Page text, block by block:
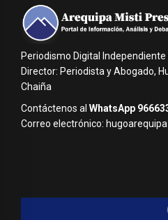
Periodismo Digital
Director: Periodista y Abogado,
Chaiña
Contáctenos al WhatsApp
Correo electrónico: